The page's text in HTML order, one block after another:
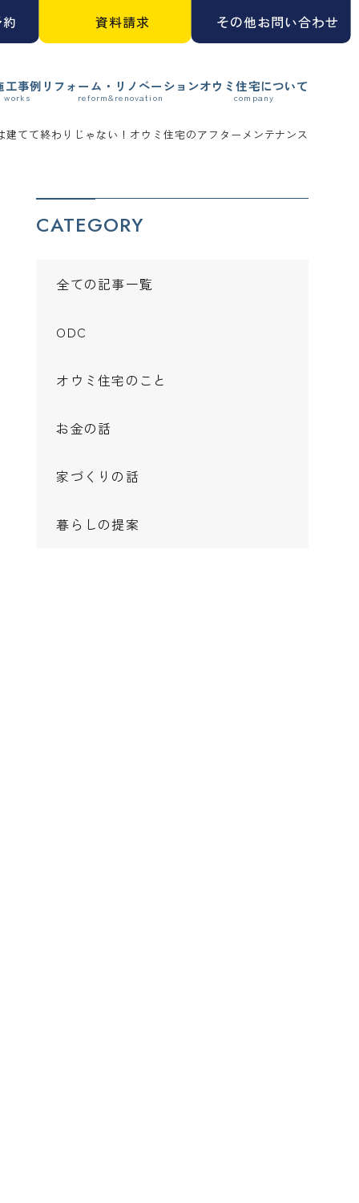
資料請求 その他お問い合わせ
工事例 リフォーム・リノベーションオウミ住宅について
建てて終わりじゃない！オウミ住宅のアフターメンテナンス
CATEGORY
全ての記事一覧
ODC
オウミ住宅のこと
お金の話
家づくりの話
暮らしの提案